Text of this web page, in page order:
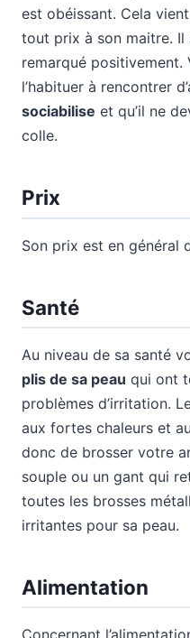
est obéissant. Cela
tout prix à son maitre.
remarqué positivement.
l’habituer à rencontrer
sociabilise et qu’il ne
colle.
Prix
Son prix est en général
Santé
Au niveau de sa santé
plis de sa peau qui ont
problèmes d’irritation.
aux fortes chaleurs et
donc de brosser votre
souple ou un gant qui
toutes les brosses
irritantes pour sa peau.
Alimentation